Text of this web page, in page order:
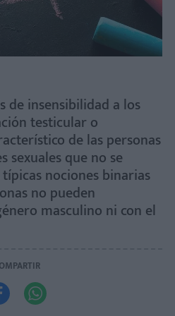
de insensibilidad a los
testicular o
de las personas
sexuales que no se
nociones binarias
no pueden
masculino ni con el
